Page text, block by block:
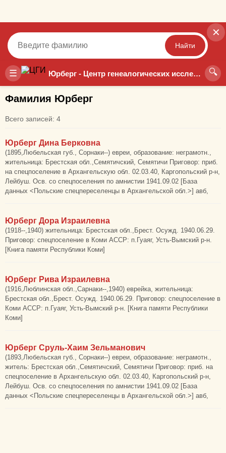
☰ Юрберг - Центр генеалогических исследований 🔍
✕
Найти
Точный Неточный
Фамилия Юрберг
Всего записей: 4
Юрберг Дина Берковна
(1895,Любельская губ., Сорнаки--) евреи, образование: неграмотн.,
жительница: Брестская обл.,Семятичский, Семятичи Приговор: приб.
на спецпоселение в Архангельскую обл. 02.03.40, Каргопольский р-н,
Лейбуш. Осв. со спецпоселения по амнистии 1941.09.02 [База
данных <Польские спецпереселенцы в Архангельской обл.>] авб,
Юрберг Дора Израилевна
(1918--,1940) жительница: Брестская обл.,Брест. Осужд. 1940.06.29.
Приговор: спецпоселение в Коми АССР: п.Гуаяг, Усть-Вымский р-н.
[Книга памяти Республики Коми]
Юрберг Рива Израилевна
(1916,Люблинская обл.,Сарнаки--,1940) еврейка, жительница:
Брестская обл.,Брест. Осужд. 1940.06.29. Приговор: спецпоселение в
Коми АССР: п.Гуаяг, Усть-Вымский р-н. [Книга памяти Республики
Коми]
Юрберг Сруль-Хаим Зельманович
(1893,Любельская губ., Сорнаки--) евреи, образование: неграмотн.,
житель: Брестская обл.,Семятичский, Семятичи Приговор: приб. на
спецпоселение в Архангельскую обл. 02.03.40, Каргопольский р-н,
Лейбуш. Осв. со спецпоселения по амнистии 1941.09.02 [База
данных <Польские спецпереселенцы в Архангельской обл.>] авб,